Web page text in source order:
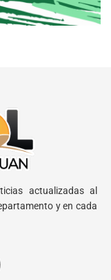
actualizadas al
y en cada